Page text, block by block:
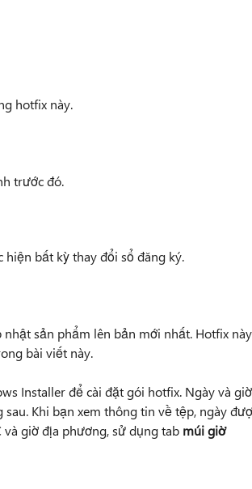
hotfix này.
trước đó.
bất kỳ thay đổi sổ đăng ký.
sản phẩm lên bản mới nhất. Hotfix này
bài viết này.
Installer để cài đặt gói hotfix. Ngày và giờ
Khi bạn xem thông tin về tệp, ngày
giờ địa phương, sử dụng tab múi giờ